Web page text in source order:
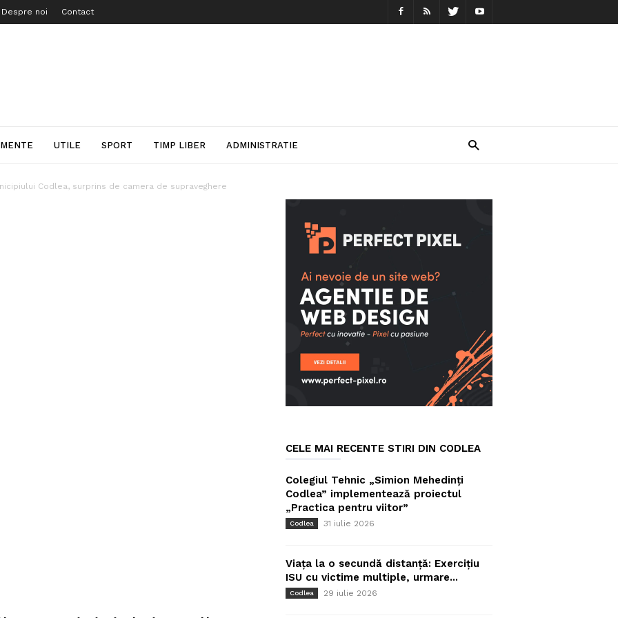
Despre noi Contact
UTILE SPORT TIMP LIBER ADMINISTRATIE
Codlea, surprins de camera de supraveghere
CELE MAI RECENTE STIRI DIN CODLEA
Colegiul Tehnic „Simion Mehedinți
Codlea” implementează proiectul
„Practica pentru viitor”
Codlea 31 iulie 2026
Viața la o secundă distanță: Exercițiu
ISU cu victime multiple, urmare...
Codlea 29 iulie 2026